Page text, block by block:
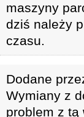
maszyny
dziś należy
czasu.
Dodane
Wymiany z
problem z tą